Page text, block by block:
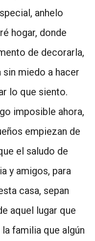
anhelo
hogar, donde
de decorarla,
miedo a hacer
lo que siento.
imposible ahora,
empiezan de
el saludo de
y amigos, para
casa, sepan
aquel lugar que
familia que algún